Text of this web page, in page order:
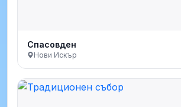
Спасовден
Нови Искър